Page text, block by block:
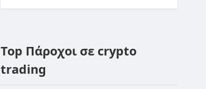
Top Πάροχοι σε crypto
trading